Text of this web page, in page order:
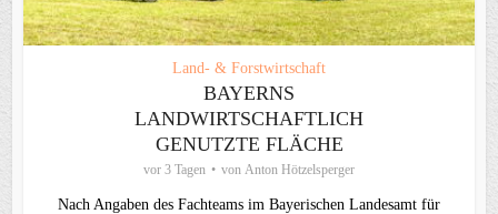
Land- & Forstwirtschaft
BAYERNS
LANDWIRTSCHAFTLICH
GENUTZTE FLÄCHE
vor 3 Tagen von Anton Hötzelsperger
Nach Angaben des Fachteams im Bayerischen Landesamt für